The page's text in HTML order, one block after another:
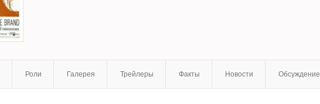
Роли Галерея Трейлеры Факты Новости Обсуждение